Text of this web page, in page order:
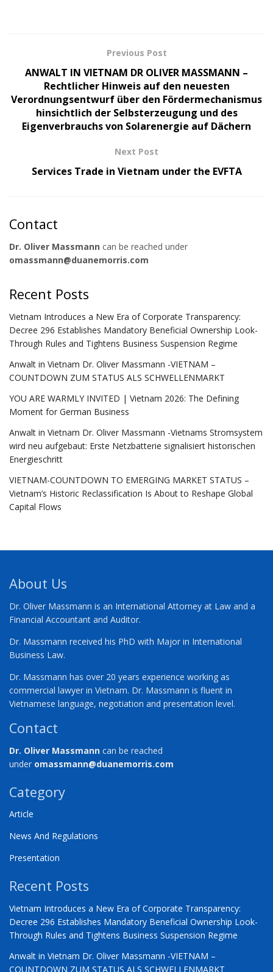
Previous Post
ANWALT IN VIETNAM DR OLIVER MASSMANN –
Rechtlicher Hinweis auf den neuesten
Verordnungsentwurf über den Fördermechanismus
hinsichtlich der Selbsterzeugung und des
Eigenverbrauchs von Solarenergie auf Dächern
Next Post
Services Trade in Vietnam under the EVFTA
Contact
Dr. Oliver Massmann can be reached under
omassmann@duanemorris.com
Recent Posts
Vietnam Introduces a New Era of Corporate Transparency:
Decree 296 Establishes Mandatory Beneficial Ownership Look-
Through Rules and Tightens Business Suspension Regime
Anwalt in Vietnam Dr. Oliver Massmann -VIETNAM –
COUNTDOWN ZUM STATUS ALS SCHWELLENMARKT
YOU ARE WARMLY INVITED | Vietnam 2026: The Defining
Moment for German Business
Anwalt in Vietnam Dr. Oliver Massmann -Vietnams Stromsystem
wird neu aufgebaut: Erste Netzbatterie signalisiert historischen
Energieschritt
VIETNAM-COUNTDOWN TO EMERGING MARKET STATUS –
Vietnam’s Historic Reclassification Is About to Reshape Global
Capital Flows
About Us
Dr. Oliver Massmann is an International Attorney at Law and a
Financial Accountant and Auditor.
Dr. Massmann received his PhD with Major in International
Business Law.
Dr. Massmann has over 20 years experience working as
commercial lawyer in Vietnam. Dr. Massmann is fluent in
Vietnamese language, negotiation and presentation level.
Contact
Dr. Oliver Massmann can be reached
under omassmann@duanemorris.com
Category
Article
News And Regulations
Presentation
Recent Posts
Vietnam Introduces a New Era of Corporate Transparency:
Decree 296 Establishes Mandatory Beneficial Ownership Look-
Through Rules and Tightens Business Suspension Regime
Anwalt in Vietnam Dr. Oliver Massmann -VIETNAM –
COUNTDOWN ZUM STATUS ALS SCHWELLENMARKT